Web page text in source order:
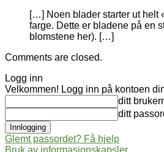
[…] Noen blader starter ut helt
farge. Dette er bladene på en
blomstene her). […]
Comments are closed.
Logg inn
Velkommen! Logg inn på kontoen
ditt
ditt
Glemt passordet? Få hjelp